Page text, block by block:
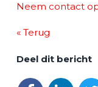
Neem contact
« Terug
Deel dit bericht
Deel op Facebook
Deel op